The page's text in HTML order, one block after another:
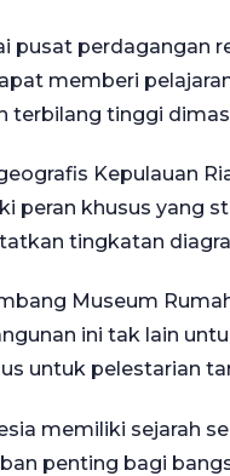
pusat perdagangan
memberi
terbilang tinggi
Kepulauan
peran khusus yang
tingkatan
Museum
ini tak lain
untuk pelestarian
memiliki sejarah
penting bagi